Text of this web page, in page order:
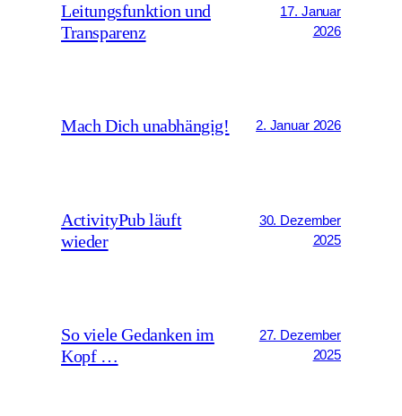
Leitungsfunktion und
Transparenz
17. Januar
2026
Mach Dich unabhängig! 2. Januar 2026
ActivityPub läuft
wieder
30. Dezember
2025
So viele Gedanken im
Kopf …
27. Dezember
2025